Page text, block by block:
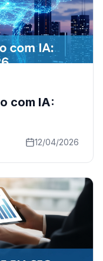
com IA:
12/04/2026